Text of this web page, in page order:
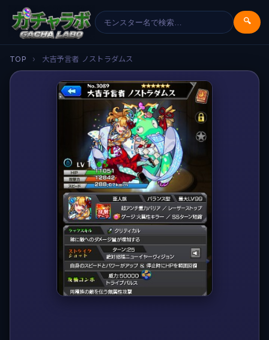
🔍
TOP › 大吉予言者 ノストラダムス